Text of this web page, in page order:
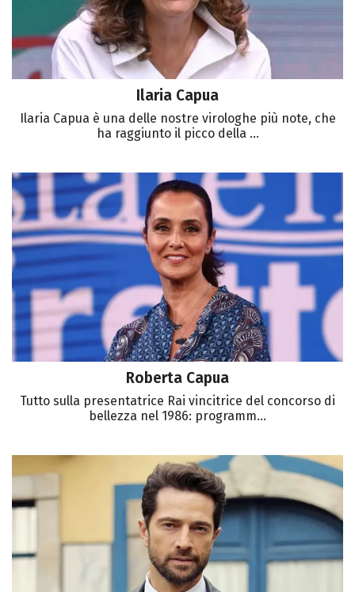
Ilaria Capua
Ilaria Capua è una delle nostre virologhe più note, che
ha raggiunto il picco della ...
Roberta Capua
Tutto sulla presentatrice Rai vincitrice del concorso di
bellezza nel 1986: programm...